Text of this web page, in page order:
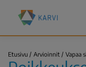
pääsisältöön
Kansallinen
koulutuksen
arviointikeskus
Etusivu Arvioinnit Vapaa